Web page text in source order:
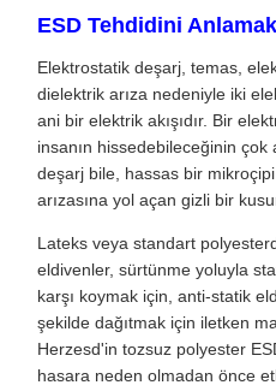
ESD Tehdidini Anlamak
Elektrostatik deşarj, temas,
dielektrik arıza nedeniyle iki
ani bir elektrik akışıdır. Bir
insanın hissedebileceğinin
deşarj bile, hassas bir
arızasına yol açan gizli bir
Lateks veya standart
eldivenler, sürtünme yoluyla
karşı koymak için, anti-statik
şekilde dağıtmak için iletken
Herzesd'in tozsuz polyester
hasara neden olmadan önce